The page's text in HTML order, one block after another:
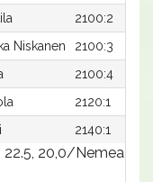
2100:2
Niskanen
2100:3
2100:4
2120:1
2140:1
20,0/Nemea